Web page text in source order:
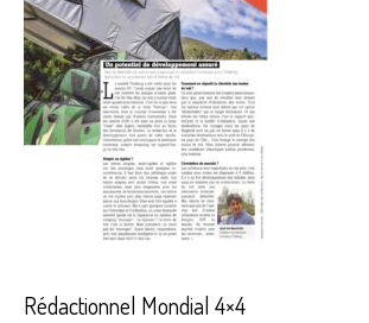
Rédactionnel Mondial 4×4